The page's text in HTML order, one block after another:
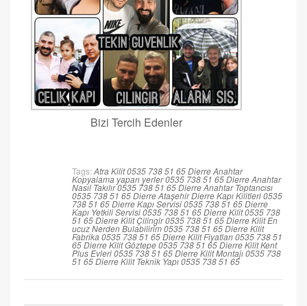
Bizi Tercih Edenler
Tags: Atra Kilit 0535 738 51 65Dierre Anahtar
Kopyalama yapan yerler 0535 738 51 65Dierre Anahtar
Nasıl Takılır 0535 738 51 65Dierre Anahtar Toptancısı
0535 738 51 65Dierre AtaşehirDierre Kapı Kilitleri 0535
738 51 65Dierre Kapı Servisi 0535 738 51 65Dierre
Kapı Yetkili Servisi 0535 738 51 65Dierre Kilit 0535 738
51 65Dierre Kilit Çilingir 0535 738 51 65Dierre Kilit En
ucuz Nerden Bulabilirim 0535 738 51 65Dierre Kilit
Fabrika 0535 738 51 65Dierre Kilit Fiyatları 0535 738 51
65Dierre Kilit Göztepe 0535 738 51 65Dierre Kilit Kent
Plus Evleri 0535 738 51 65Dierre Kilit Montajı 0535 738
51 65Dierre Kilit Teknik Yapı 0535 738 51 65